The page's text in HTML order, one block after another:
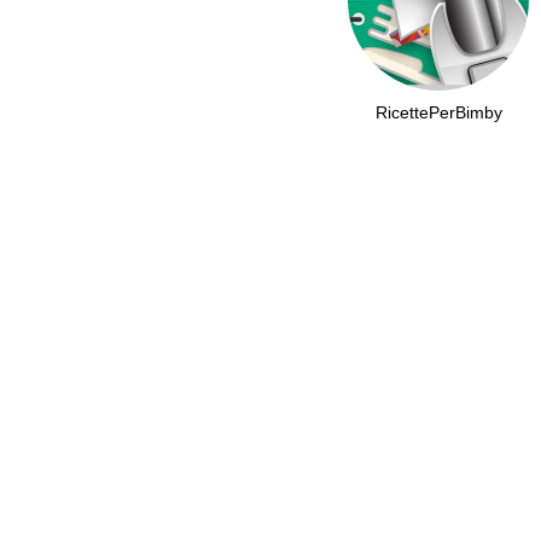
RicettePerBimby